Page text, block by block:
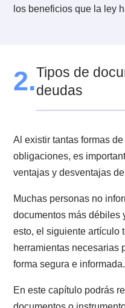
Los instrumento
Cualquier título al
debe estar
obligaciones y los
que establecen
copia de la
por el secretario
El resto de los títulos
son títulos ejecutivos.
definidos por leyes
los beneficios que la